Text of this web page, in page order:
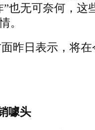
也无可奈何，这
。
昨日表示，将
噱头